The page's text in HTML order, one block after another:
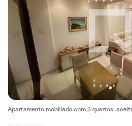
Apartamento mobiliado com 3 quartos,